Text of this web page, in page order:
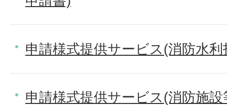
申請様式提供サービス(消防水
申請様式提供サービス(消防施